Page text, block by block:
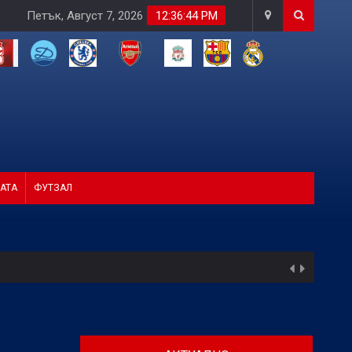
12:36:46 PM
Петък, Август 7, 2026
ФУТЗАЛ